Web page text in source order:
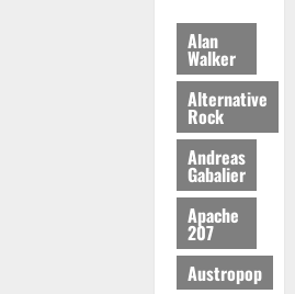
Alan
Walker
Alternative
Rock
Andreas
Gabalier
Apache
207
Austropop